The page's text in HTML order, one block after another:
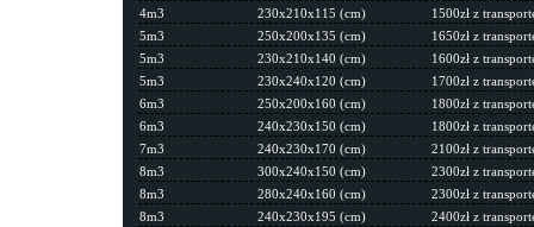
4m3
230x210x115 (cm)
1500zł z
5m3
250x200x135 (cm)
1650zł z
5m3
230x210x140 (cm)
1600zł z
5m3
230x240x120 (cm)
1700zł z
6m3
250x200x160 (cm)
1800zł z
6m3
240x230x150 (cm)
1800zł z
7m3
240x230x170 (cm)
2100zł z
8m3
300x240x150 (cm)
2300zł z
8m3
280x240x160 (cm)
2300zł z
8m3
240x230x195 (cm)
2400zł z